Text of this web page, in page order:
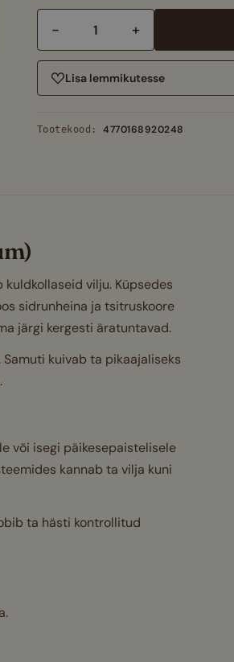
‘Hot
Lemon’
seemned
tsitruseline
− +
Lisa lemmikutesse
Tootekood:4770168920248
kuldkollaseid vilju. Küpsedes
sidrunheina ja tsitruskoore
järgi kergesti äratuntavad.
kuivab ta pikaajaliseks
või isegi päikesepaistelisele
kannab ta vilja kuni
ta hästi kontrollitud